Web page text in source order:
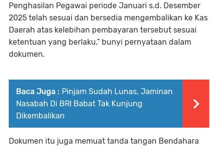
Penghasilan Pegawai periode Januari s.d. Desember
2025 telah sesuai dan bersedia mengembalikan ke Kas
Daerah atas kelebihan pembayaran tersebut sesuai
ketentuan yang berlaku,” bunyi pernyataan dalam
dokumen.
Baca Juga : Pinjam Sudah Lunas, Jaminan
Nasabah Di BRI Babat Tak Kunjung
Dikembalikan
Dokumen itu juga memuat tanda tangan Bendahara